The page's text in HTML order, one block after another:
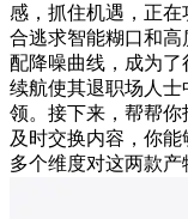
感，抓住机遇，正在
合逃求智能糊口和
配降噪曲线，成为
续航使其退职场人
领。接下来，帮帮
及时交换内容，你
多个维度对这两款产